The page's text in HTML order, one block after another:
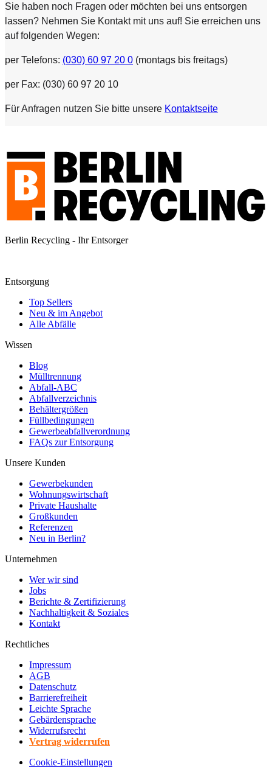
Sie haben noch Fragen oder möchten bei uns entsorgen
lassen? Nehmen Sie Kontakt mit uns auf! Sie erreichen uns
auf folgenden Wegen:
per Telefons: (030) 60 97 20 0 (montags bis freitags)
per Fax: (030) 60 97 20 10
Für Anfragen nutzen Sie bitte unsere Kontaktseite
Berlin Recycling - Ihr Entsorger
Entsorgung
Top Sellers
Neu & im Angebot
Alle Abfälle
Wissen
Blog
Mülltrennung
Abfall-ABC
Abfallverzeichnis
Behältergrößen
Füllbedingungen
Gewerbeabfallverordnung
FAQs zur Entsorgung
Unsere Kunden
Gewerbekunden
Wohnungswirtschaft
Private Haushalte
Großkunden
Referenzen
Neu in Berlin?
Unternehmen
Wer wir sind
Jobs
Berichte & Zertifizierung
Nachhaltigkeit & Soziales
Kontakt
Rechtliches
Impressum
AGB
Datenschutz
Barrierefreiheit
Leichte Sprache
Gebärdensprache
Widerrufsrecht
Vertrag widerrufen
Cookie-Einstellungen